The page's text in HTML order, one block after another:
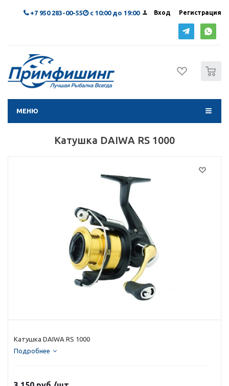
Вход Регистрация
+7 950 283-00-55 с 10:00 до 19:00
МЕНЮ
Катушка DAIWA RS 1000
Катушка DAIWA RS 1000
Подробнее